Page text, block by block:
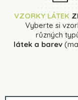
VZORKY LÁTEK
Vyberte si
různých
látek a barev